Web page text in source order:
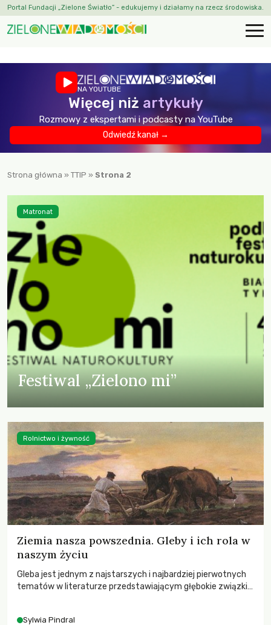
Portal Fundacji „Zielone Światło” - edukujemy i działamy na rzecz środowiska.
NA YOUTUBE
Więcej niż artykuły
Rozmowy z ekspertami i podcasty na YouTube
Odwiedź kanał →
Strona główna » TTIP » Strona 2
Festiwal „Zielono mi”
Matronat
Ziemia nasza powszednia. Gleby i ich rola w
naszym życiu
Gleba jest jednym z najstarszych i najbardziej pierwotnych
tematów w literaturze przedstawiającym głębokie związki
Sylwia Pindral
Rolnictwo i żywność